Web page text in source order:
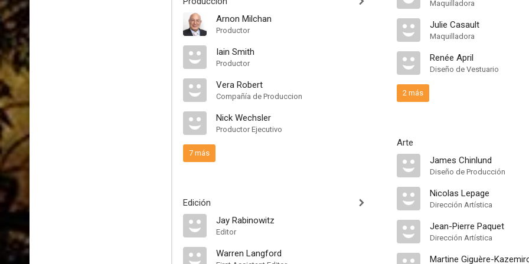
Arnon Milchan
Productor
Iain Smith
Productor
Vera Robert
Compañía de Produccion
Nick Wechsler
Productor Ejecutivo
7 más
Edición
Jay Rabinowitz
Editor
Warren Langford
Maquilladora
Julie Casault
Maquilladora
Renée April
Diseño de Vestuario
2 más
Arte
James Chinlund
Diseño de Producción
Nicolas Lepage
Dirección Artística
Jean-Pierre Paquet
Dirección Artística
Martine Giguère-